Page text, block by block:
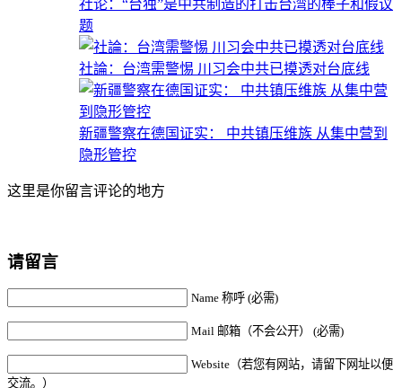
社论：“台独”是中共制造的打击台湾的棒子和假议
题
社論：台湾需警惕 川习会中共已摸透对台底线
新疆警察在德国证实： 中共镇压维族 从集中营到
隐形管控
这里是你留言评论的地方
请留言
Name 称呼 (必需)
Mail 邮箱（不会公开） (必需)
Website（若您有网站，请留下网址以便
交流。）